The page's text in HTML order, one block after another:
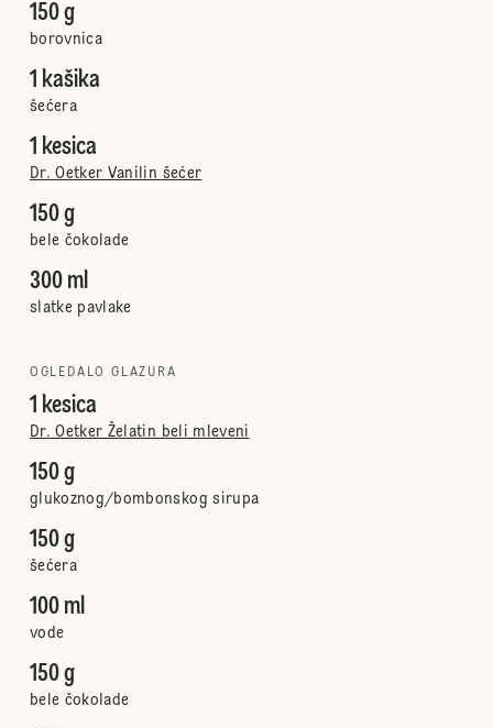
150 g
borovnica
1 kašika
šećera
1 kesica
Dr. Oetker Vanilin šećer
150 g
bele čokolade
300 ml
slatke pavlake
OGLEDALO GLAZURA
1 kesica
Dr. Oetker Želatin beli mleveni
150 g
glukoznog/bombonskog sirupa
150 g
šećera
100 ml
vode
150 g
bele čokolade